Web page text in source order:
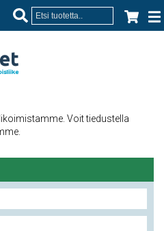
Voit tiedustella